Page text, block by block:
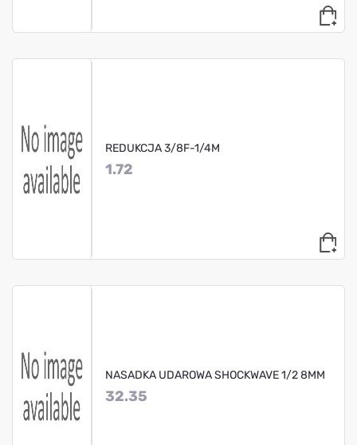
REDUKCJA 3/8F-1/4M
1.72
NASADKA UDAROWA SHOCKWAVE 1/2 8MM
32.35